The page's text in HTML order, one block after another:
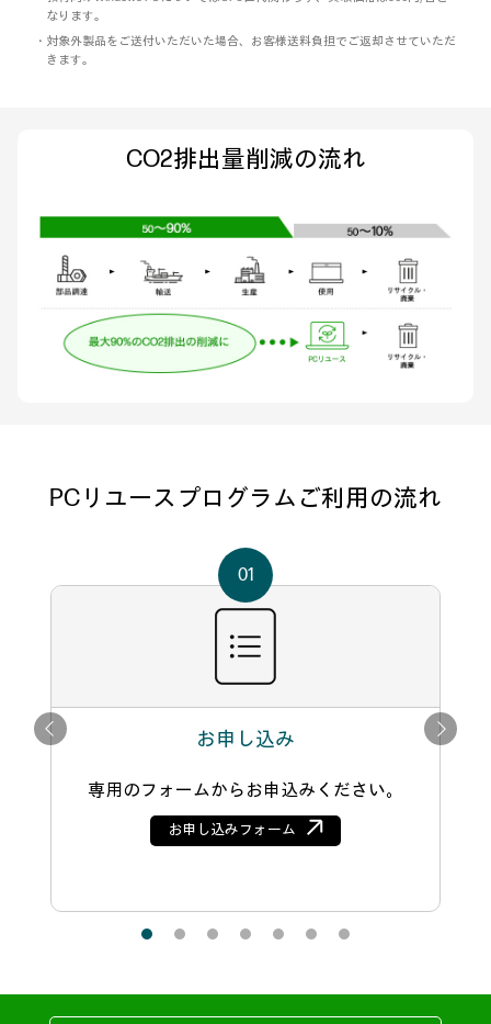
なります。
・対象外製品をご送付いただいた場合、お客様送料負担でご返却させていただ
きます。
CO2排出量削減の流れ
PCリユースプログラムご利用の流れ
お申し込み
専用のフォームからお申込みください。
お申し込みフォーム